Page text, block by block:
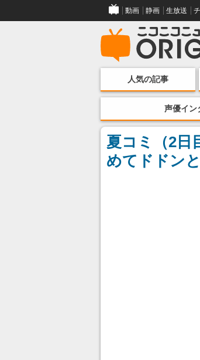
動画 静画 生放送
人気の記事
声優イン
夏コミ（2日
めてドドン